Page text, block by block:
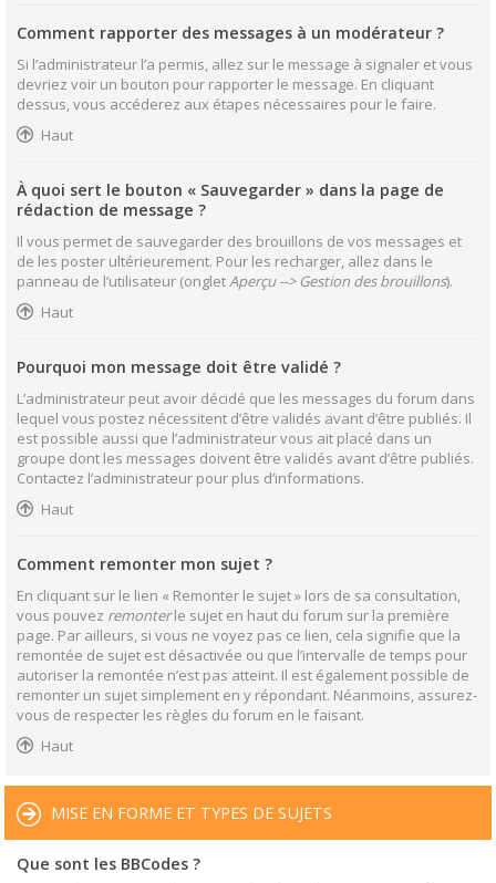
Comment rapporter des messages à un modérateur ?
Si l’administrateur l’a permis, allez sur le message à signaler et vous
devriez voir un bouton pour rapporter le message. En cliquant
dessus, vous accéderez aux étapes nécessaires pour le faire.
Haut
À quoi sert le bouton « Sauvegarder » dans la page de
rédaction de message ?
Il vous permet de sauvegarder des brouillons de vos messages et
de les poster ultérieurement. Pour les recharger, allez dans le
panneau de l’utilisateur (ongletAperçu --> Gestion des brouillons).
Haut
Pourquoi mon message doit être validé ?
L’administrateur peut avoir décidé que les messages du forum dans
lequel vous postez nécessitent d’être validés avant d’être publiés. Il
est possible aussi que l’administrateur vous ait placé dans un
groupe dont les messages doivent être validés avant d’être publiés.
Contactez l’administrateur pour plus d’informations.
Haut
Comment remonter mon sujet ?
En cliquant sur le lien « Remonter le sujet » lors de sa consultation,
vous pouvez remonterle sujet en haut du forum sur la première
page. Par ailleurs, si vous ne voyez pas ce lien, cela signifie que la
remontée de sujet est désactivée ou que l’intervalle de temps pour
autoriser la remontée n’est pas atteint. Il est également possible de
remonter un sujet simplement en y répondant. Néanmoins, assurez-
vous de respecter les règles du forum en le faisant.
Haut
MISE EN FORME ET TYPES DE SUJETS
Que sont les BBCodes ?